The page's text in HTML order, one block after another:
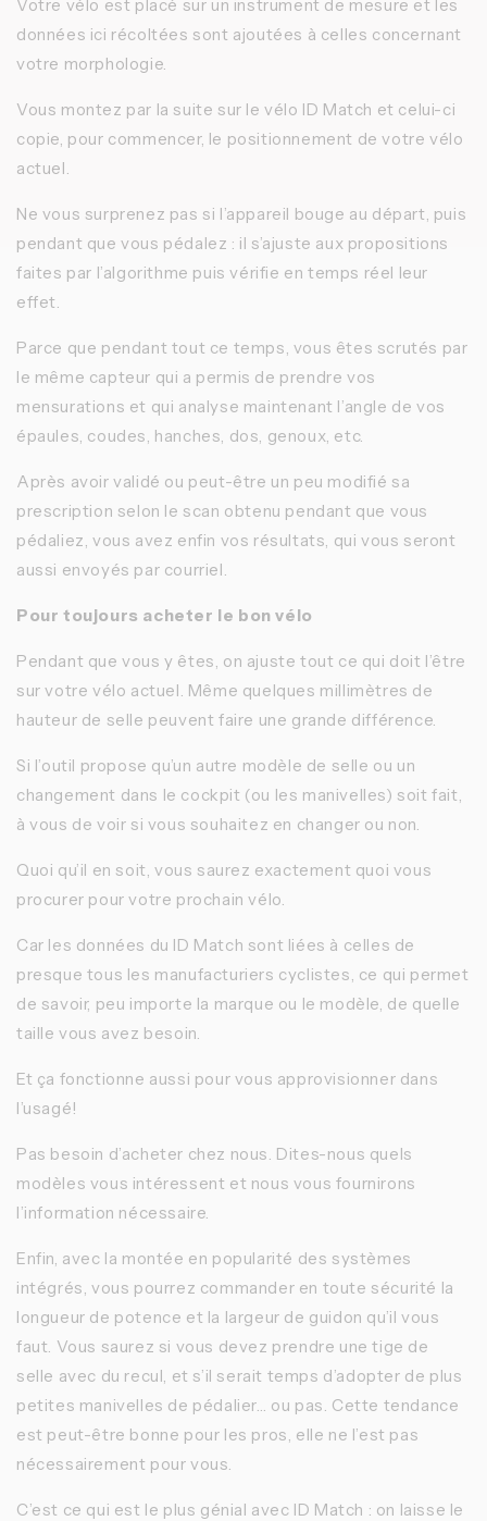
Votre vélo est placé sur un instrument de mesure et les
données ici récoltées sont ajoutées à celles concernant
votre morphologie.
Vous montez par la suite sur le vélo ID Match et celui-ci
copie, pour commencer, le positionnement de votre vélo
actuel.
Ne vous surprenez pas si l’appareil bouge au départ, puis
pendant que vous pédalez : il s’ajuste aux propositions
faites par l’algorithme puis vérifie en temps réel leur
effet.
Parce que pendant tout ce temps, vous êtes scrutés par
le même capteur qui a permis de prendre vos
mensurations et qui analyse maintenant l’angle de vos
épaules, coudes, hanches, dos, genoux, etc.
Après avoir validé ou peut-être un peu modifié sa
prescription selon le scan obtenu pendant que vous
pédaliez, vous avez enfin vos résultats, qui vous seront
aussi envoyés par courriel.
Pour toujours acheter le bon vélo
Pendant que vous y êtes, on ajuste tout ce qui doit l’être
sur votre vélo actuel. Même quelques millimètres de
hauteur de selle peuvent faire une grande différence.
Si l’outil propose qu’un autre modèle de selle ou un
changement dans le cockpit (ou les manivelles) soit fait,
à vous de voir si vous souhaitez en changer ou non.
Quoi qu’il en soit, vous saurez exactement quoi vous
procurer pour votre prochain vélo.
Car les données du ID Match sont liées à celles de
presque tous les manufacturiers cyclistes, ce qui permet
de savoir, peu importe la marque ou le modèle, de quelle
taille vous avez besoin.
Et ça fonctionne aussi pour vous approvisionner dans
l’usagé!
Pas besoin d’acheter chez nous. Dites-nous quels
modèles vous intéressent et nous vous fournirons
l’information nécessaire.
Enfin, avec la montée en popularité des systèmes
intégrés, vous pourrez commander en toute sécurité la
longueur de potence et la largeur de guidon qu’il vous
faut. Vous saurez si vous devez prendre une tige de
selle avec du recul, et s’il serait temps d’adopter de plus
petites manivelles de pédalier… ou pas. Cette tendance
est peut-être bonne pour les pros, elle ne l’est pas
nécessairement pour vous.
C’est ce qui est le plus génial avec ID Match : on laisse le